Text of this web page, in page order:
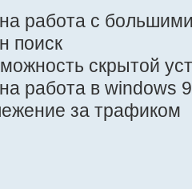
работа с
поиск
скрытой
работа в windows
за трафиком